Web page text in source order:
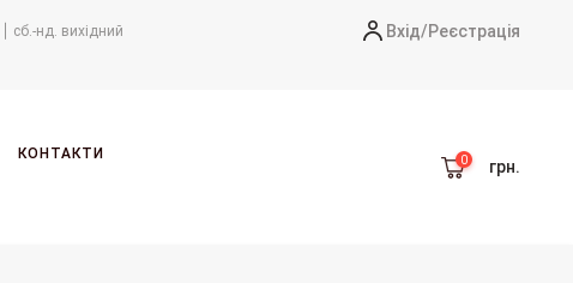
сб.-нд. вихідний Вхід/Реєстрація
КОНТАКТИ
грн.